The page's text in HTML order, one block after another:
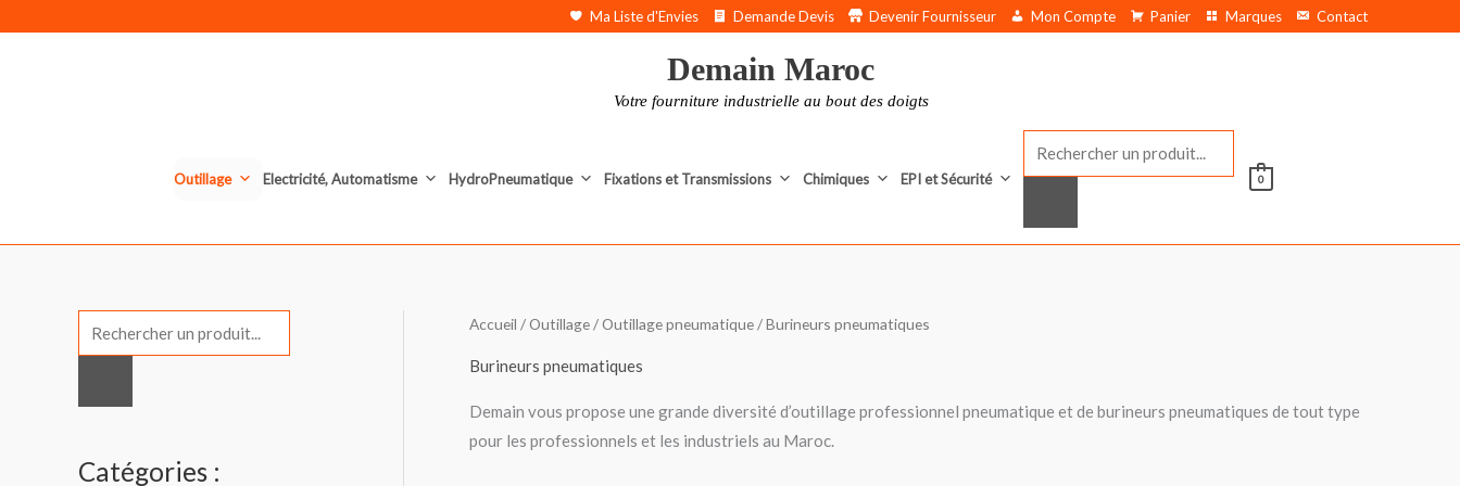
Ma Liste d'Envies Demande Devis Devenir Fournisseur Mon Compte Panier Marques Contact
Demain Maroc
Votre fourniture industrielle au bout des doigts
Outillage Electricité, Automatisme HydroPneumatique Fixations et Transmissions Chimiques EPI et Sécurité 0
e
Catégories :
Accueil /Outillage/Outillage pneumatique/ Burineurs pneumatiques
Burineurs pneumatiques
Demain vous propose une grande diversité d’outillage professionnel pneumatique et de burineurs pneumatiques de tout type
pour les professionnels et les industriels au Maroc.